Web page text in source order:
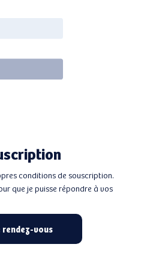
conditions de souscription.
que je puisse répondre à vos
rendez-vous